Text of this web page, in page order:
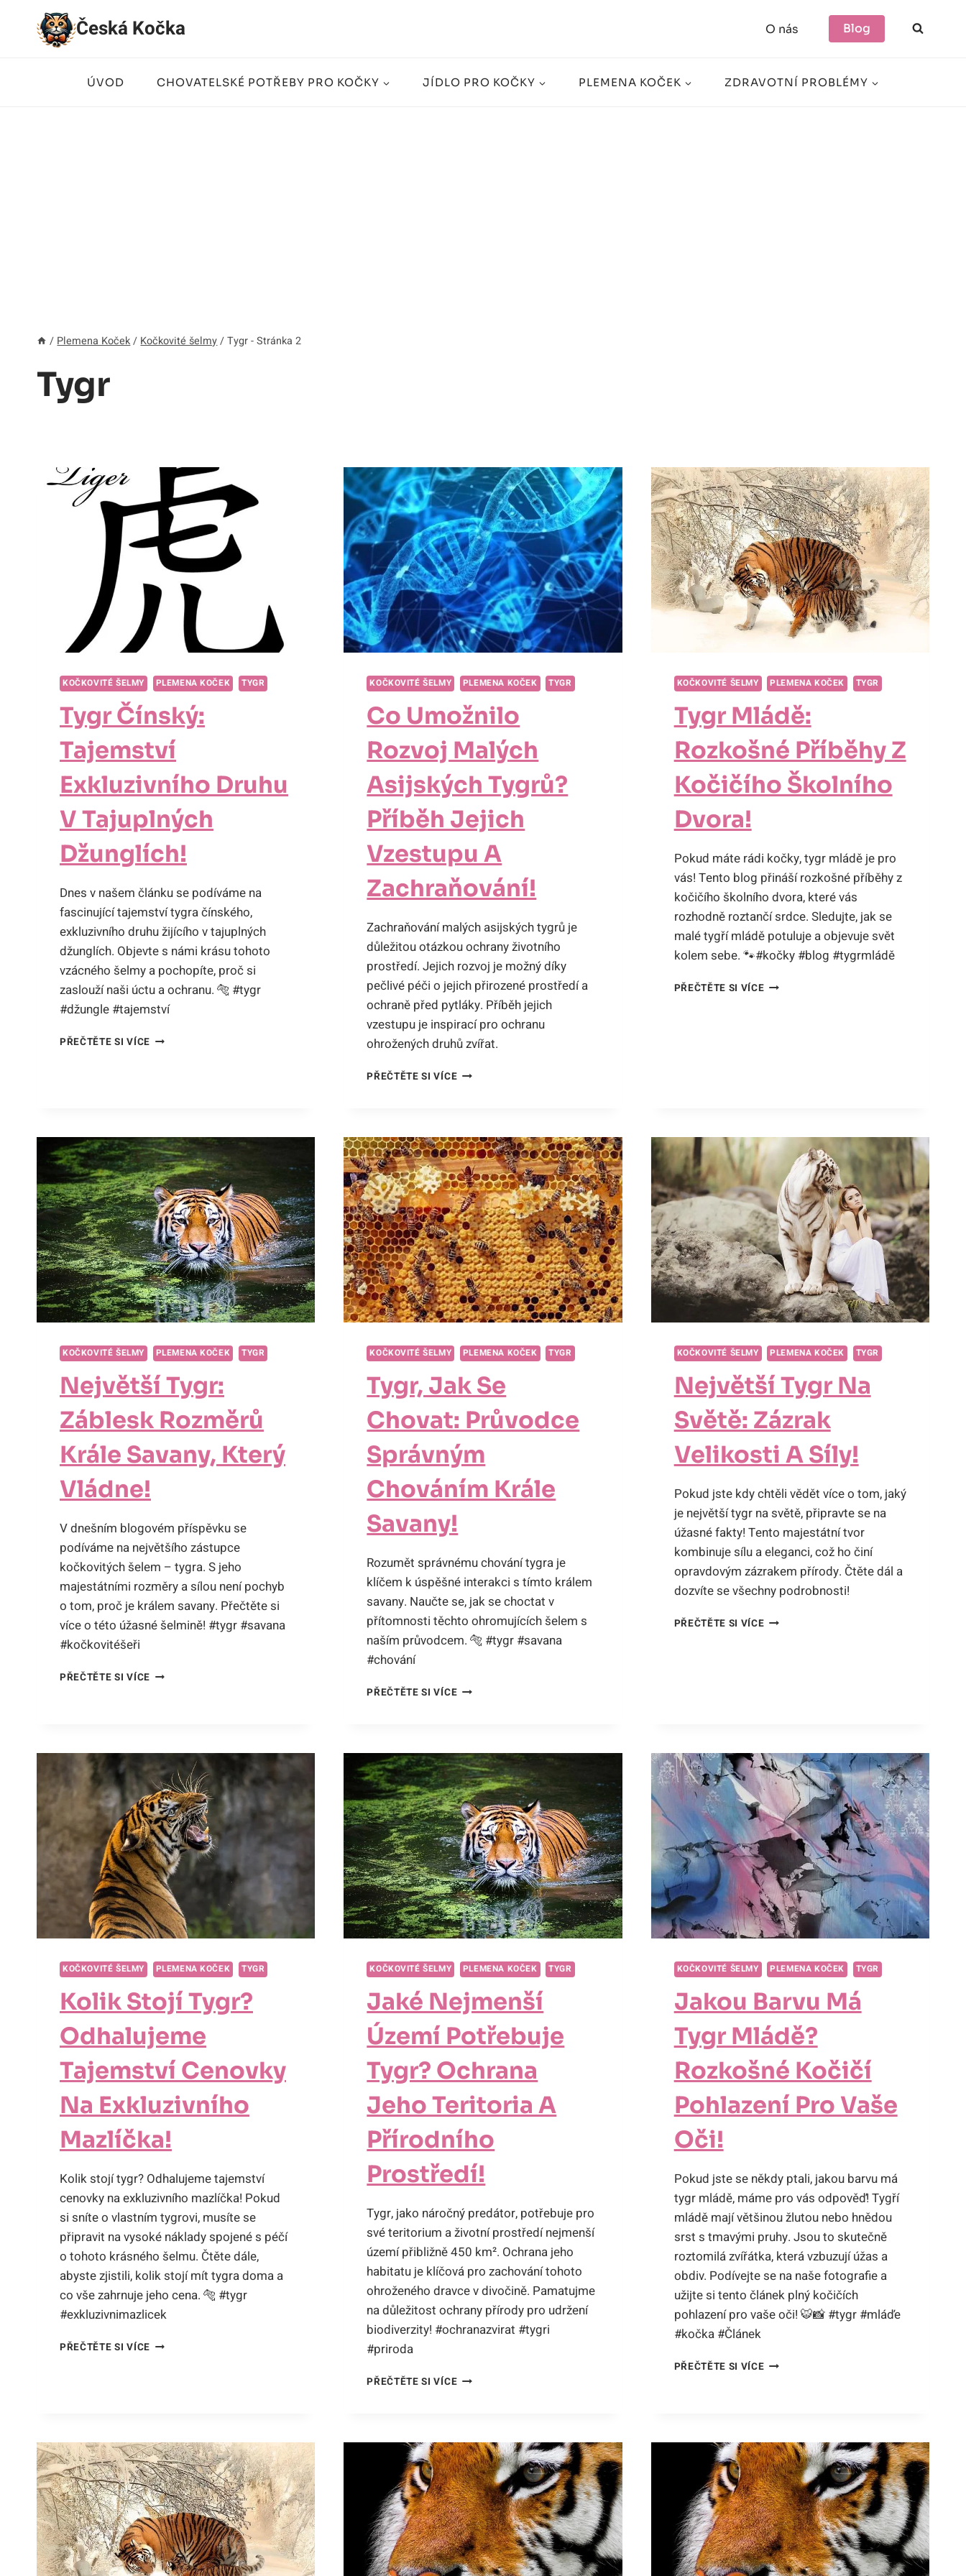
Přeskočit
Česká Kočka O nás Blog
ÚVOD CHOVATELSKÉ POTŘEBY PRO KOČKY JÍDLO PRO KOČKY PLEMENA KOČEK ZDRAVOTNÍ PROBLÉMY
/ Plemena Koček/ Kočkovité šelmy/ Tygr- Stránka 2
Tygr
KOČKOVITÉ ŠELMY PLEMENA KOČEK TYGR
Tygr Čínský:
Tajemství
Exkluzivního Druhu
V Tajuplných
Džunglích!
Dnes v našem článku se podíváme na
fascinující tajemství tygra čínského,
exkluzivního druhu žijícího v tajuplných
džunglích. Objevte s námi krásu tohoto
vzácného šelmy a pochopíte, proč si
zaslouží naši úctu a ochranu. 🐅 #tygr
#džungle #tajemství
PŘEČTĚTE SI VÍCETYGR
DŽUNGLÍCH!
KOČKOVITÉ ŠELMY PLEMENA KOČEK TYGR
Co Umožnilo
Rozvoj Malých
Asijských Tygrů?
Příběh Jejich
Vzestupu A
Zachraňování!
Zachraňování malých asijských tygrů je
důležitou otázkou ochrany životního
prostředí. Jejich rozvoj je možný díky
pečlivé péči o jejich přirozené prostředí a
ochraně před pytláky. Příběh jejich
vzestupu je inspirací pro ochranu
ohrožených druhů zvířat.
PŘEČTĚTE SI VÍCECO
TYGRŮ?
PŘÍBĚH
JEJICH
VZESTUPU
A
ZACHRAŇOVÁNÍ!
KOČKOVITÉ ŠELMY PLEMENA KOČEK TYGR
Tygr Mládě:
Rozkošné Příběhy Z
Kočičího Školního
Dvora!
Pokud máte rádi kočky, tygr mládě je pro
vás! Tento blog přináší rozkošné příběhy z
kočičího školního dvora, které vás
rozhodně roztančí srdce. Sledujte, jak se
malé tygří mládě potuluje a objevuje svět
kolem sebe. 🐾#kočky #blog #tygrmládě
PŘEČTĚTE SI VÍCETYGR
KOČKOVITÉ ŠELMY PLEMENA KOČEK TYGR
Největší Tygr:
Záblesk Rozměrů
Krále Savany, Který
Vládne!
V dnešním blogovém příspěvku se
podíváme na největšího zástupce
kočkovitých šelem – tygra. S jeho
majestátními rozměry a sílou není pochyb
o tom, proč je králem savany. Přečtěte si
více o této úžasné šelmině! #tygr #savana
#kočkovitéšeři
PŘEČTĚTE SI VÍCENEJVĚTŠÍ
KTERÝ
VLÁDNE!
KOČKOVITÉ ŠELMY PLEMENA KOČEK TYGR
Tygr, Jak Se
Chovat: Průvodce
Správným
Chováním Krále
Savany!
Rozumět správnému chování tygra je
klíčem k úspěšné interakci s tímto králem
savany. Naučte se, jak se choctat v
přítomnosti těchto ohromujících šelem s
naším průvodcem. 🐅 #tygr #savana
#chování
PŘEČTĚTE SI VÍCETYGR,
SPRÁVNÝM
CHOVÁNÍM
KRÁLE
SAVANY!
KOČKOVITÉ ŠELMY PLEMENA KOČEK TYGR
Největší Tygr Na
Světě: Zázrak
Velikosti A Síly!
Pokud jste kdy chtěli vědět více o tom, jaký
je největší tygr na světě, připravte se na
úžasné fakty! Tento majestátní tvor
kombinuje sílu a eleganci, což ho činí
opravdovým zázrakem přírody. Čtěte dál a
dozvíte se všechny podrobnosti!
PŘEČTĚTE SI VÍCENEJVĚTŠÍ
KOČKOVITÉ ŠELMY PLEMENA KOČEK TYGR
Kolik Stojí Tygr?
Odhalujeme
Tajemství Cenovky
Na Exkluzivního
Mazlíčka!
Kolik stojí tygr? Odhalujeme tajemství
cenovky na exkluzivního mazlíčka! Pokud
si sníte o vlastním tygrovi, musíte se
připravit na vysoké náklady spojené s péčí
o tohoto krásného šelmu. Čtěte dále,
abyste zjistili, kolik stojí mít tygra doma a
co vše zahrnuje jeho cena. 🐅 #tygr
#exkluzivnimazlicek
PŘEČTĚTE SI VÍCEKOLIK
EXKLUZIVNÍHO
MAZLÍČKA!
KOČKOVITÉ ŠELMY PLEMENA KOČEK TYGR
Jaké Nejmenší
Území Potřebuje
Tygr? Ochrana
Jeho Teritoria A
Přírodního
Prostředí!
Tygr, jako náročný predátor, potřebuje pro
své teritorium a životní prostředí nejmenší
území přibližně 450 km². Ochrana jeho
habitatu je klíčová pro zachování tohoto
ohroženého dravce v divočině. Pamatujme
na důležitost ochrany přírody pro udržení
biodiverzity! #ochranazvirat #tygri
#priroda
PŘEČTĚTE SI VÍCEJAKÉ
OCHRANA
JEHO
TERITORIA
A
PŘÍRODNÍHO
PROSTŘEDÍ!
KOČKOVITÉ ŠELMY PLEMENA KOČEK TYGR
Jakou Barvu Má
Tygr Mládě?
Rozkošné Kočičí
Pohlazení Pro Vaše
Oči!
Pokud jste se někdy ptali, jakou barvu má
tygr mládě, máme pro vás odpověď! Tygří
mládě mají většinou žlutou nebo hnědou
srst s tmavými pruhy. Jsou to skutečně
roztomilá zvířátka, která vzbuzují úžas a
obdiv. Podívejte se na naše fotografie a
užijte si tento článek plný kočičích
pohlazení pro vaše oči! 🐯📸 #tygr #mláďe
#kočka #Článek
PŘEČTĚTE SI VÍCEJAKOU
KOČIČÍ
POHLAZENÍ
PRO
VAŠE
OČI!